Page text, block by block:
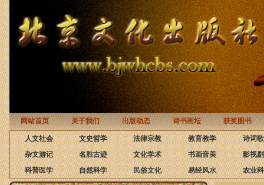
网站首页 关于我们 出版动态 诗书画坛 获奖图书
人文社会 文史哲学 法律宗教 教育教学
诗词
杂文游记
名胜古迹 文化学术 书画音美
影视
科普医学
自然科学 民俗文化 易经风水 农业